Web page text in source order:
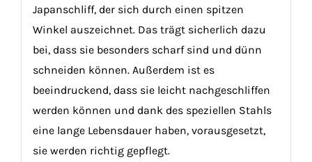
Japanschliff, der sich durch einen spitzen
Winkel auszeichnet. Das trägt sicherlich dazu
bei, dass sie besonders scharf sind und dünn
schneiden können. Außerdem ist es
beeindruckend, dass sie leicht nachgeschliffen
werden können und dank des speziellen Stahls
eine lange Lebensdauer haben, vorausgesetzt,
sie werden richtig gepflegt.